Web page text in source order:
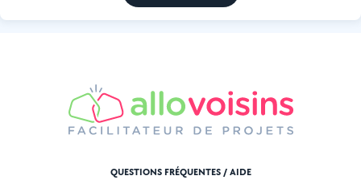
QUESTIONS FRÉQUENTES / AIDE